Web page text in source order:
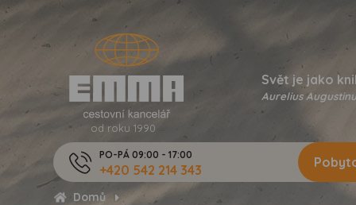
od roku 1990
Svět je jako
Aurelius
PO-PÁ 09:00 - 17:00
+420 542 214 343
Domů